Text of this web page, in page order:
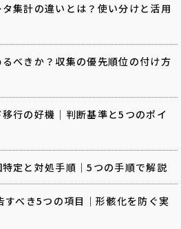
タ集計の違いとは？使い分けと活用
るべきか？収集の優先順位の付け方
行の好機｜判断基準と5つのポイ
定と対処手順｜5つの手順で解説
すべき5つの項目｜形骸化を防ぐ実